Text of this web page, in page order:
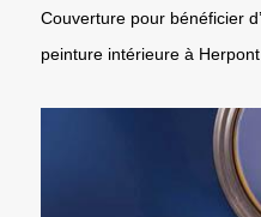
Couverture pour bénéficier
peinture intérieure à Herpont